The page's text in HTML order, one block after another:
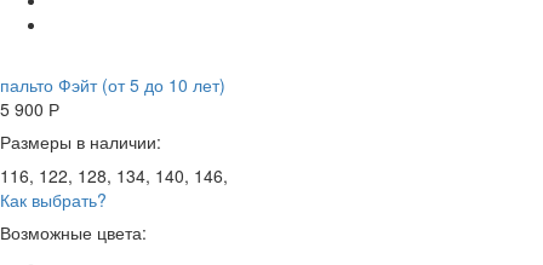
пальто Фэйт (от 5 до 10 лет)
5 900 Р
Размеры в наличии:
116, 122, 128, 134, 140, 146,
Как выбрать?
Возможные цвета: